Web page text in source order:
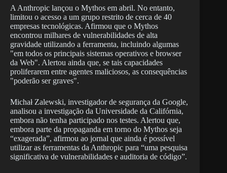
A Anthropic lançou o Mythos em abril. No entanto,
limitou o acesso a um grupo restrito de cerca de 40
empresas tecnológicas. Afirmou que o Mythos
encontrou milhares de vulnerabilidades de alta
gravidade utilizando a ferramenta, incluindo algumas
"em todos os principais sistemas operativos e browser
da Web". Alertou ainda que, se tais capacidades
proliferarem entre agentes maliciosos, as consequências
"poderão ser graves".
Michał Zalewski, investigador de segurança da Google,
analisou a investigação da Universidade da Califórnia,
embora não tenha participado nos testes. Alertou que,
embora parte da propaganda em torno do Mythos seja
“exagerada”, afirmou ao jornal que ainda é possível
utilizar as ferramentas da Anthropic para “uma pesquisa
significativa de vulnerabilidades e auditoria de código”.